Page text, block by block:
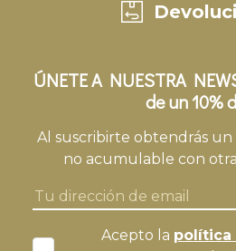
ÚNETE A NUESTRA
de un 10%
Al suscribirte obtendrás un
no acumulable con
Acepto la política